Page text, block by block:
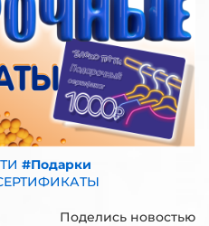
#Подарки
Поделись новостью